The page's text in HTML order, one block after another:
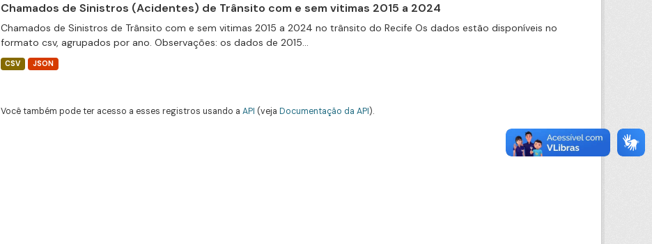
Chamados de Sinistros (Acidentes) de Trânsito com e sem vitimas 2015 a 2024
Chamados de Sinistros de Trânsito com e sem vitimas 2015 a 2024 no trânsito do Recife Os dados estão disponíveis no
formato csv, agrupados por ano. Observações: os dados de 2015...
CSV JSON
Você também pode ter acesso a esses registros usando a API (veja Documentação da API).